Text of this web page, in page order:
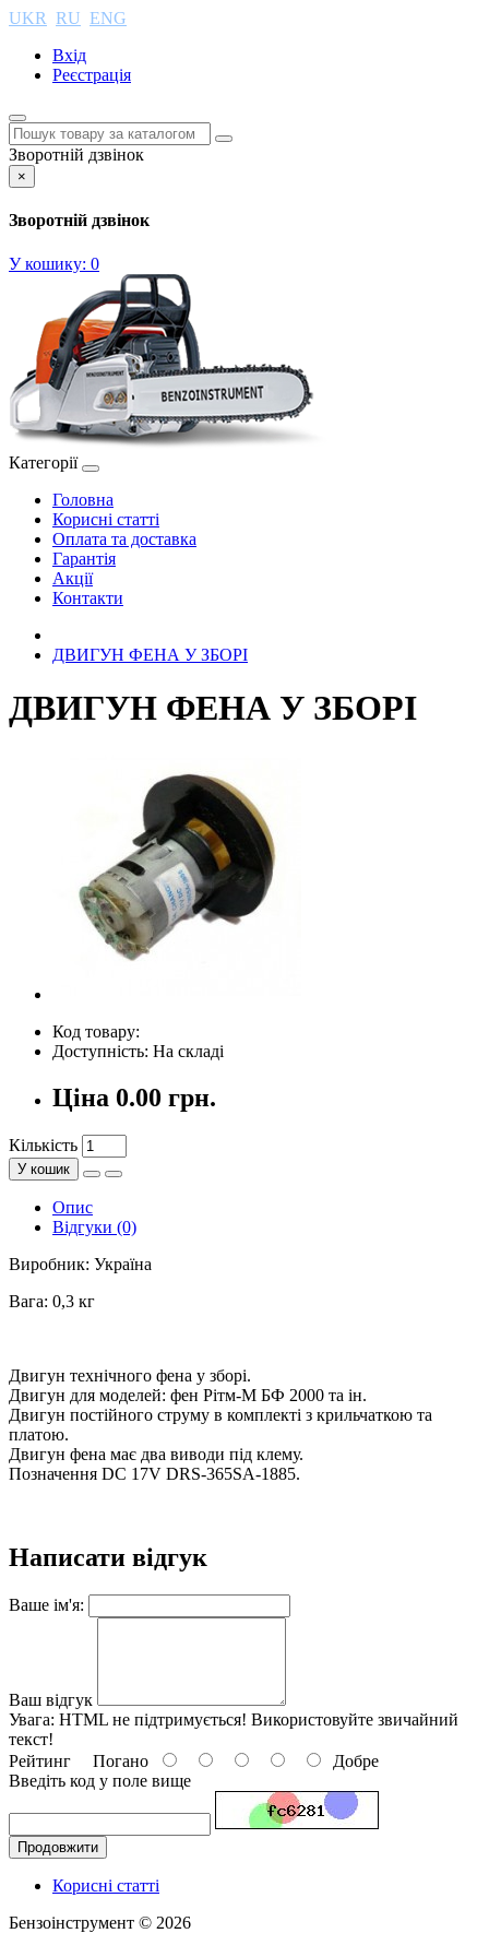
UKR RU ENG
Вхід
Реєстрація
Зворотній дзвінок
×
Зворотній дзвінок
У кошику: 0
Категорії
Головна
Корисні статті
Оплата та доставка
Гарантія
Акції
Контакти
ДВИГУН ФЕНА У ЗБОРІ
ДВИГУН ФЕНА У ЗБОРІ
Код товару:
Доступність: На складі
Ціна 0.00 грн.
Кількість
У кошик
Опис
Відгуки (0)
Виробник: Україна
Вага: 0,3 кг
Двигун технічного фена у зборі.
Двигун для моделей: фен Рітм-М БФ 2000 та ін.
Двигун постійного струму в комплекті з крильчаткою та
платою.
Двигун фена має два виводи під клему.
Позначення DC 17V DRS-365SA-1885.
Написати відгук
Ваше ім'я:
Ваш відгук
Увага: HTML не підтримується! Використовуйте звичайний
текст!
Рейтинг Погано
Добре
Введіть код у поле вище
Продовжити
Корисні статті
Бензоінструмент © 2026